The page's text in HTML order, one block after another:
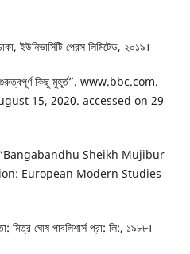
ইউনিভার্সিটি প্রেস লিমিটেড, ২০১৯।
গুরুত্বপূর্ণ কিছু মুহূর্ত”. www.bbc.com.
15, 2020. accessed on 29
Sheikh Mujibur
European Modern Studies
মিত্র ঘোষ পাবলিশার্স প্রা: লি:, ১৯৮৮।